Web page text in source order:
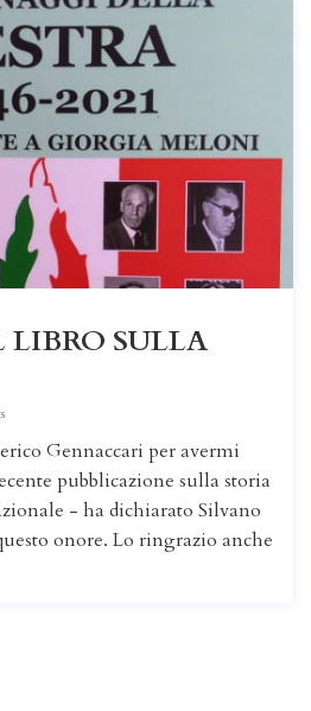
LIBRO SULLA
Gennaccari per avermi
pubblicazione sulla storia
- ha dichiarato Silvano
onore. Lo ringrazio anche